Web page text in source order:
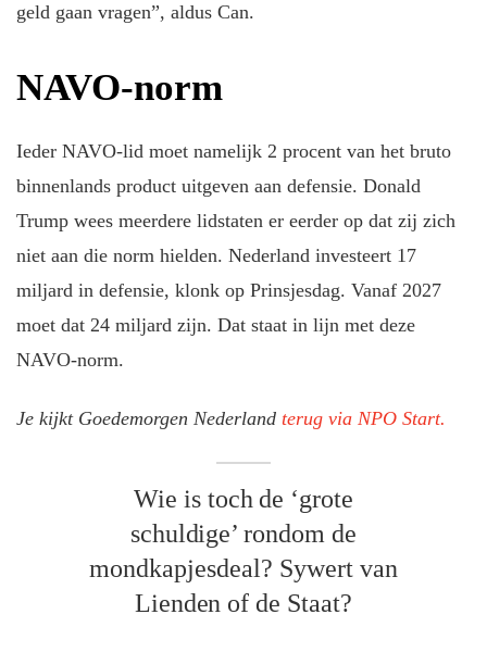
geld gaan vragen”, aldus Can.
NAVO-norm
Ieder NAVO-lid moet namelijk 2 procent van het bruto
binnenlands product uitgeven aan defensie. Donald
Trump wees meerdere lidstaten er eerder op dat zij zich
niet aan die norm hielden. Nederland investeert 17
miljard in defensie, klonk op Prinsjesdag. Vanaf 2027
moet dat 24 miljard zijn. Dat staat in lijn met deze
NAVO-norm.
Je kijkt Goedemorgen Nederland terug via NPO Start.
Wie is toch de ‘grote
schuldige’ rondom de
mondkapjesdeal? Sywert van
Lienden of de Staat?